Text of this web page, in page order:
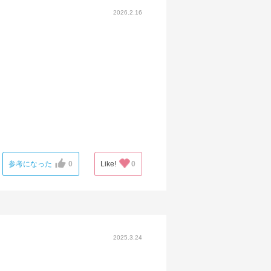
2026.2.16
参考になった 0 Like! 0
2025.3.24